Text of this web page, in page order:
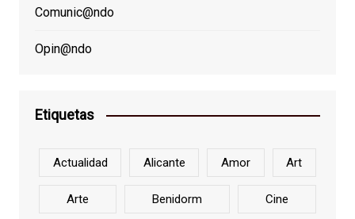
Comunic@ndo
Opin@ndo
Etiquetas
Actualidad Alicante Amor Art
Arte Benidorm Cine